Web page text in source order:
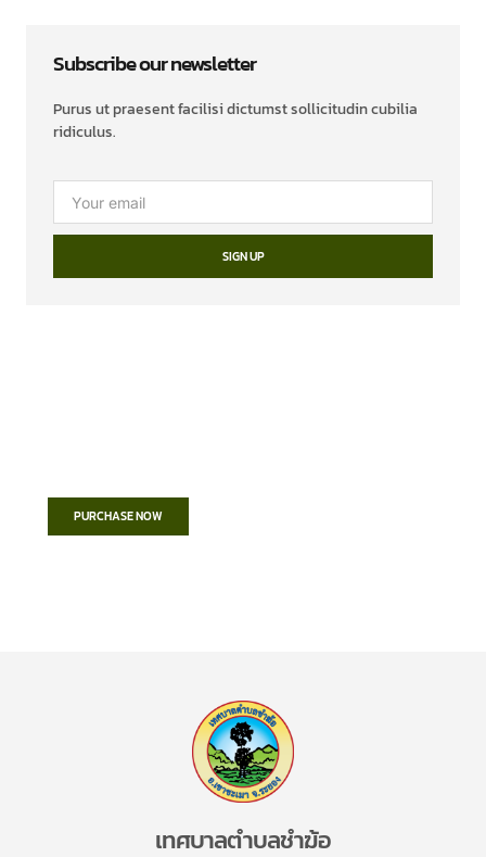
Subscribe our newsletter
Purus ut praesent facilisi dictumst sollicitudin cubilia
ridiculus.
SIGN UP
PURCHASE NOW
เทศบาลตำบลชำฆ้อ